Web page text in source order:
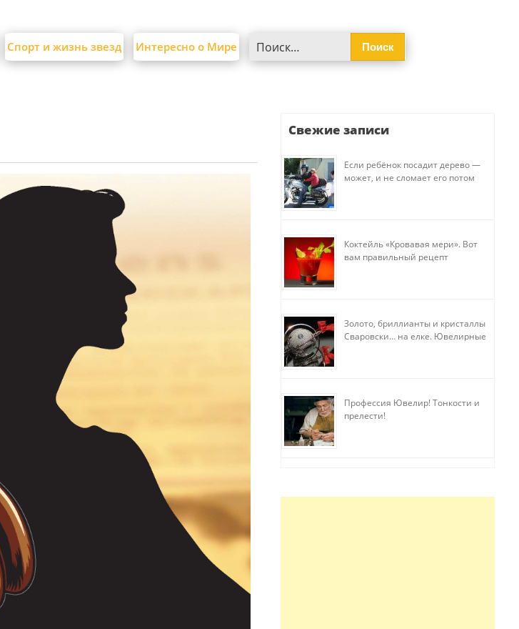
Спорт и жизнь звезд Интересно о Мире
Свежие записи
Если ребёнок посадит дерево —
может, и не сломает его потом
Коктейль «Кровавая мери». Вот
вам правильный рецепт
Золото, бриллианты и кристаллы
Сваровски… на елке. Ювелирные
Профессия Ювелир! Тонкости и
прелести!